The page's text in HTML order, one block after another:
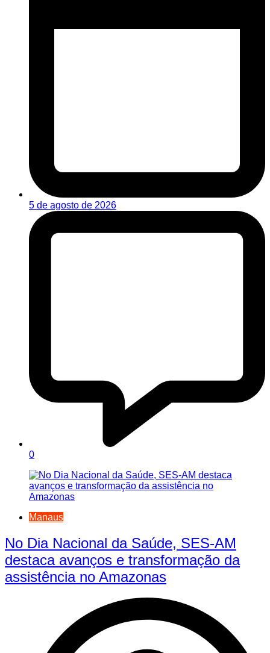
5 de agosto de 2026
0
Manaus
No Dia Nacional da Saúde, SES-AM
destaca avanços e transformação da
assistência no Amazonas